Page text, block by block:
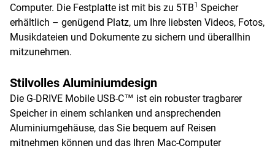
Computer. Die Festplatte ist mit bis zu 5TB1 Speicher
erhältlich – genügend Platz, um Ihre liebsten Videos, Fotos,
Musikdateien und Dokumente zu sichern und überallhin
mitzunehmen.
Stilvolles Aluminiumdesign
Die G-DRIVE Mobile USB-C™ ist ein robuster tragbarer
Speicher in einem schlanken und ansprechenden
Aluminiumgehäuse, das Sie bequem auf Reisen
mitnehmen können und das Ihren Mac-Computer